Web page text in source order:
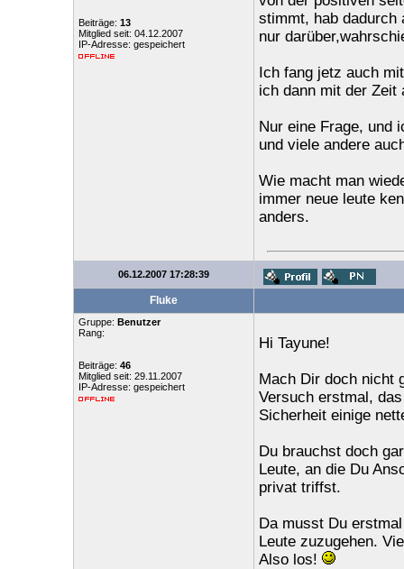
Beiträge: 13
Mitglied seit: 04.12.2007
IP-Adresse: gespeichert
stimmt, hab dadurch
nur
Ich fang jetz auch
ich dann mit der Zeit
Nur eine Frage, und
und viele andere
Wie macht man
immer neue leute
anders.
06.12.2007 17:28:39
Fluke
Gruppe: Benutzer
Rang:
Beiträge: 46
Mitglied seit: 29.11.2007
IP-Adresse: gespeichert
Hi Tayune!
Mach Dir doch nicht
Versuch erstmal,
Sicherheit einige
Du brauchst doch
Leute, an die Du
privat triffst.
Da musst Du
Leute zuzugehen.
Also los!